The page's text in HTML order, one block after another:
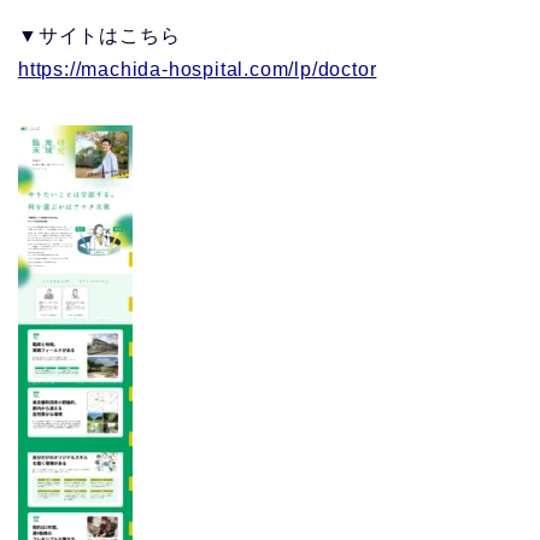
▼サイトはこちら
https://machida-hospital.com/lp/doctor